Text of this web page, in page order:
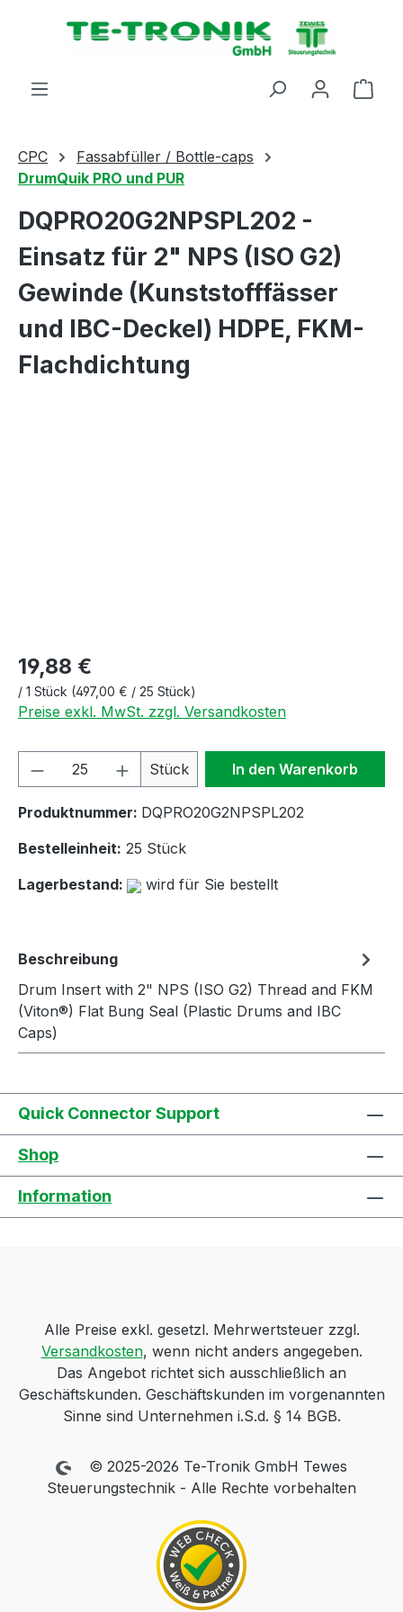
springen
CPC
Fassabfüller / Bottle-caps
DrumQuik PRO und PUR
DQPRO20G2NPSPL202 -
Einsatz für 2" NPS (ISO G2)
Gewinde (Kunststofffässer
und IBC-Deckel) HDPE, FKM-
Flachdichtung
19,88 €
/ 1 Stück (497,00 € / 25 Stück)
Preise exkl. MwSt. zzgl. Versandkosten
Produkt Anzahl: Gib den
Stück In den Warenkorb
Produktnummer: DQPRO20G2NPSPL202
Bestelleinheit: 25 Stück
Lagerbestand:
wird für Sie bestellt
Beschreibung
Drum Insert with 2" NPS (ISO G2) Thread and FKM
(Viton®) Flat Bung Seal (Plastic Drums and IBC
Caps)
Quick Connector Support
Shop
Information
Alle Preise exkl. gesetzl. Mehrwertsteuer zzgl.
Versandkosten, wenn nicht anders angegeben.
Das Angebot richtet sich ausschließlich an
Geschäftskunden. Geschäftskunden im vorgenannten
Sinne sind Unternehmen i.S.d. § 14 BGB.
© 2025-2026 Te-Tronik GmbH Tewes
Steuerungstechnik - Alle Rechte vorbehalten